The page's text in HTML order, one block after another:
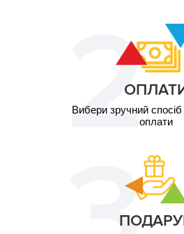
Вибери зручний
оплати